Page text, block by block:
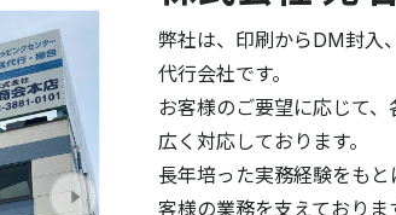
弊社は、印刷からDM封入
代行会社です。
お客様のご要望に応じて
広く対応しております。
長年培った実務経験をも
客様の業務を支えておりま